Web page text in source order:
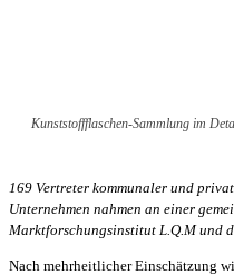
Kunststoffflaschen-Sammlung im
169 Vertreter kommunaler und
Unternehmen nahmen an einer
Marktforschungsinstitut L.Q.M und
Nach mehrheitlicher Einschätzung